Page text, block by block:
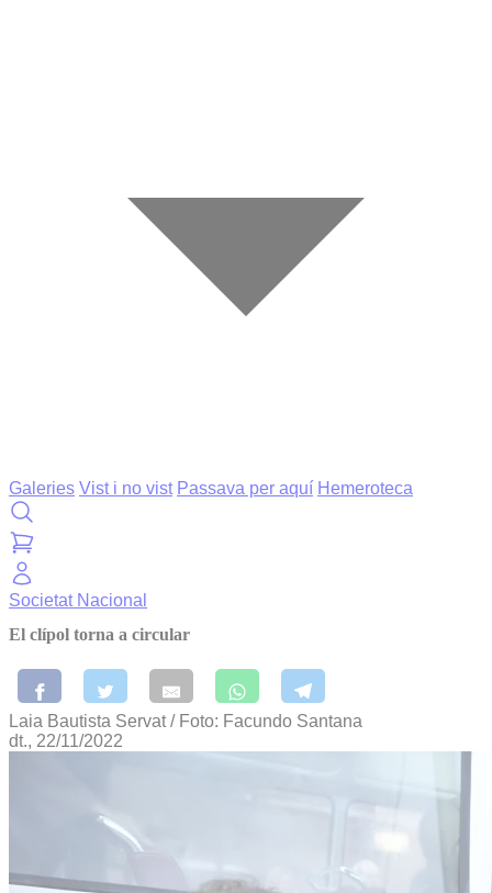
Galeries Vist i no vist Passava per aquí Hemeroteca
Societat Nacional
El clípol torna a circular
Laia Bautista Servat / Foto: Facundo Santana
dt., 22/11/2022